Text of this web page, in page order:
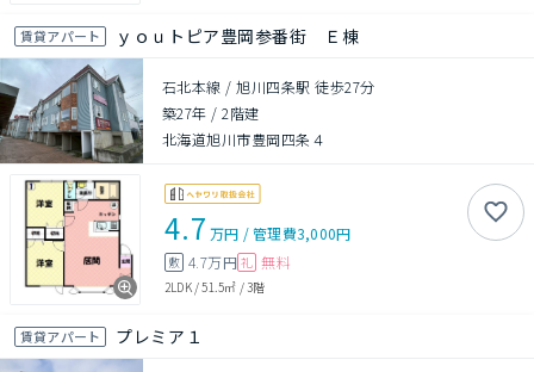
賃貸アパート ｙｏｕトピア豊岡参番街 Ｅ棟
石北本線 / 旭川四条駅 徒歩27分
築27年 /2階建
北海道旭川市豊岡四条４
4.7 万円 /管理費3,000円
敷 4.7万円 礼 無料
2LDK/51.5㎡ /3階
賃貸アパート プレミア１